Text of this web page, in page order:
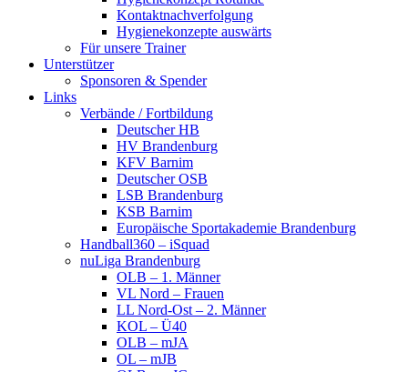
Kontaktnachverfolgung
Hygienekonzepte auswärts
Für unsere Trainer
Unterstützer
Sponsoren & Spender
Links
Verbände / Fortbildung
Deutscher HB
HV Brandenburg
KFV Barnim
Deutscher OSB
LSB Brandenburg
KSB Barnim
Europäische Sportakademie Brandenburg
Handball360 – iSquad
nuLiga Brandenburg
OLB – 1. Männer
VL Nord – Frauen
LL Nord-Ost – 2. Männer
KOL – Ü40
OLB – mJA
OL – mJB